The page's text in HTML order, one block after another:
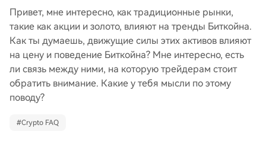
Привет, мне интересно, как традиционные рынки,
такие как акции и золото, влияют на тренды Биткойна.
Как ты думаешь, движущие силы этих активов влияют
на цену и поведение Биткойна? Мне интересно, есть
ли связь между ними, на которую трейдерам стоит
обратить внимание. Какие у тебя мысли по этому
поводу?
#Crypto FAQ